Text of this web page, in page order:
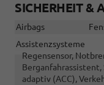
SICHERHEIT &
Airbags
Assistenzsysteme
Regensensor,
adaptiv (ACC),